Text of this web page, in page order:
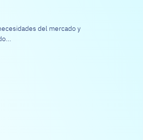
del mercado y